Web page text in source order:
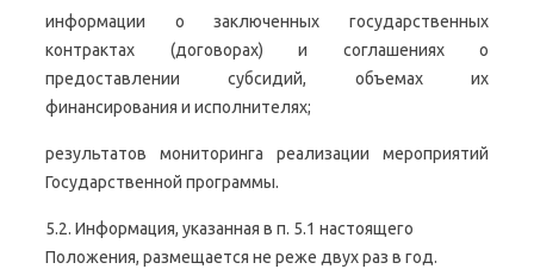
информации о заключенных государственных
контрактах (договорах) и соглашениях о
предоставлении субсидий, объемах их
финансирования и исполнителях;
результатов мониторинга реализации мероприятий
Государственной программы.
5.2. Информация, указанная в п. 5.1 настоящего
Положения, размещается не реже двух раз в год.